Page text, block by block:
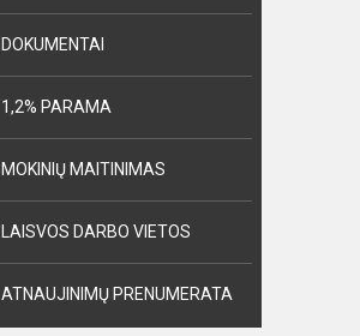
DOKUMENTAI
1,2% PARAMA
MOKINIŲ MAITINIMAS
LAISVOS DARBO VIETOS
ATNAUJINIMŲ PRENUMERATA